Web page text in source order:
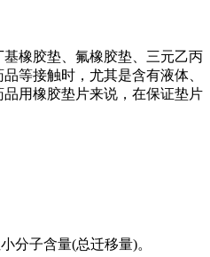
橡胶垫、氟橡胶垫、三元乙丙
等接触时，尤其是含有液体、
用橡胶垫片来说，在保证垫片
分子含量(总迁移量)。